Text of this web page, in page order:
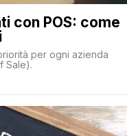
con POS: come
per ogni azienda
Sale).